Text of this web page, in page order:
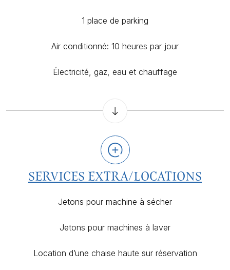
1 place de parking
Air conditionné: 10 heures par jour
Électricité, gaz, eau et chauffage
SERVICES EXTRA/LOCATIONS
Jetons pour machine à sécher
Jetons pour machines à laver
Location d’une chaise haute sur réservation